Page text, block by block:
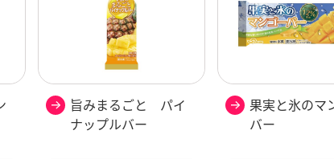
旨みまるごと パイ
ナップルバー
果実と氷のマ
バー